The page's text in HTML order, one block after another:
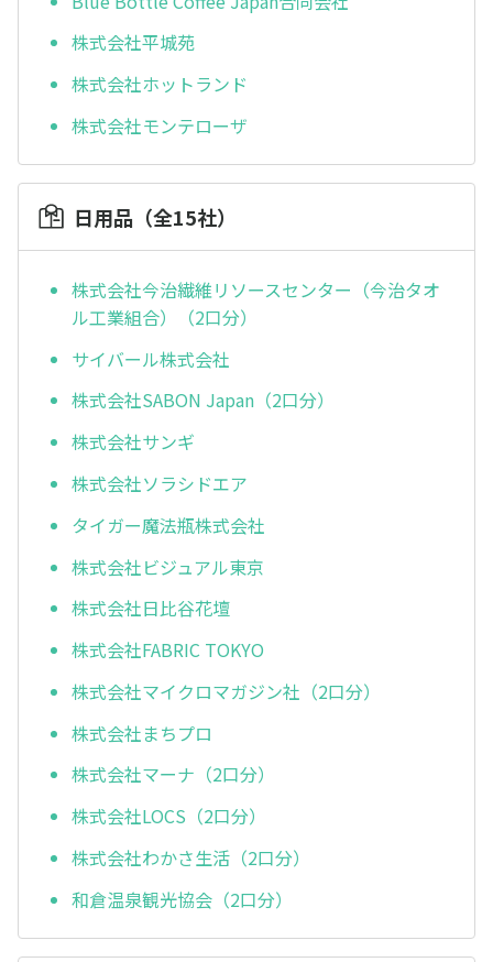
株式会社平城苑
株式会社ホットランド
株式会社モンテローザ
日用品（全15社）
株式会社今治繊維リソースセンター（今治タオ
ル工業組合）（2口分）
サイバール株式会社
株式会社SABON Japan（2口分）
株式会社サンギ
株式会社ソラシドエア
タイガー魔法瓶株式会社
株式会社ビジュアル東京
株式会社日比谷花壇
株式会社FABRIC TOKYO
株式会社マイクロマガジン社（2口分）
株式会社まちプロ
株式会社マーナ（2口分）
株式会社LOCS（2口分）
株式会社わかさ生活（2口分）
和倉温泉観光協会（2口分）